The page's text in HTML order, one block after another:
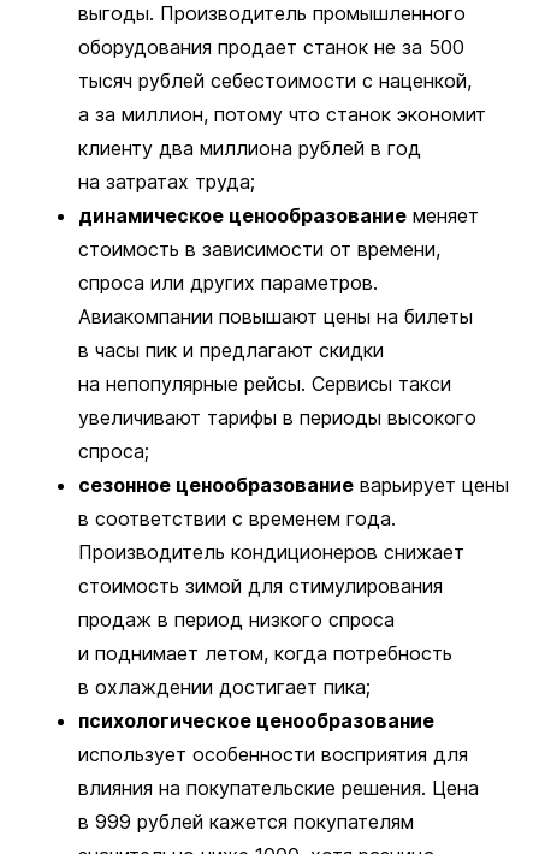
выгоды. Производитель промышленного
оборудования продает станок не за 500
тысяч рублей себестоимости с наценкой,
а за миллион, потому что станок экономит
клиенту два миллиона рублей в год
на затратах труда;
динамическое ценообразование меняет
стоимость в зависимости от времени,
спроса или других параметров.
Авиакомпании повышают цены на билеты
в часы пик и предлагают скидки
на непопулярные рейсы. Сервисы такси
увеличивают тарифы в периоды высокого
спроса;
сезонное ценообразование варьирует цены
в соответствии с временем года.
Производитель кондиционеров снижает
стоимость зимой для стимулирования
продаж в период низкого спроса
и поднимает летом, когда потребность
в охлаждении достигает пика;
психологическое ценообразование
использует особенности восприятия для
влияния на покупательские решения. Цена
в 999 рублей кажется покупателям